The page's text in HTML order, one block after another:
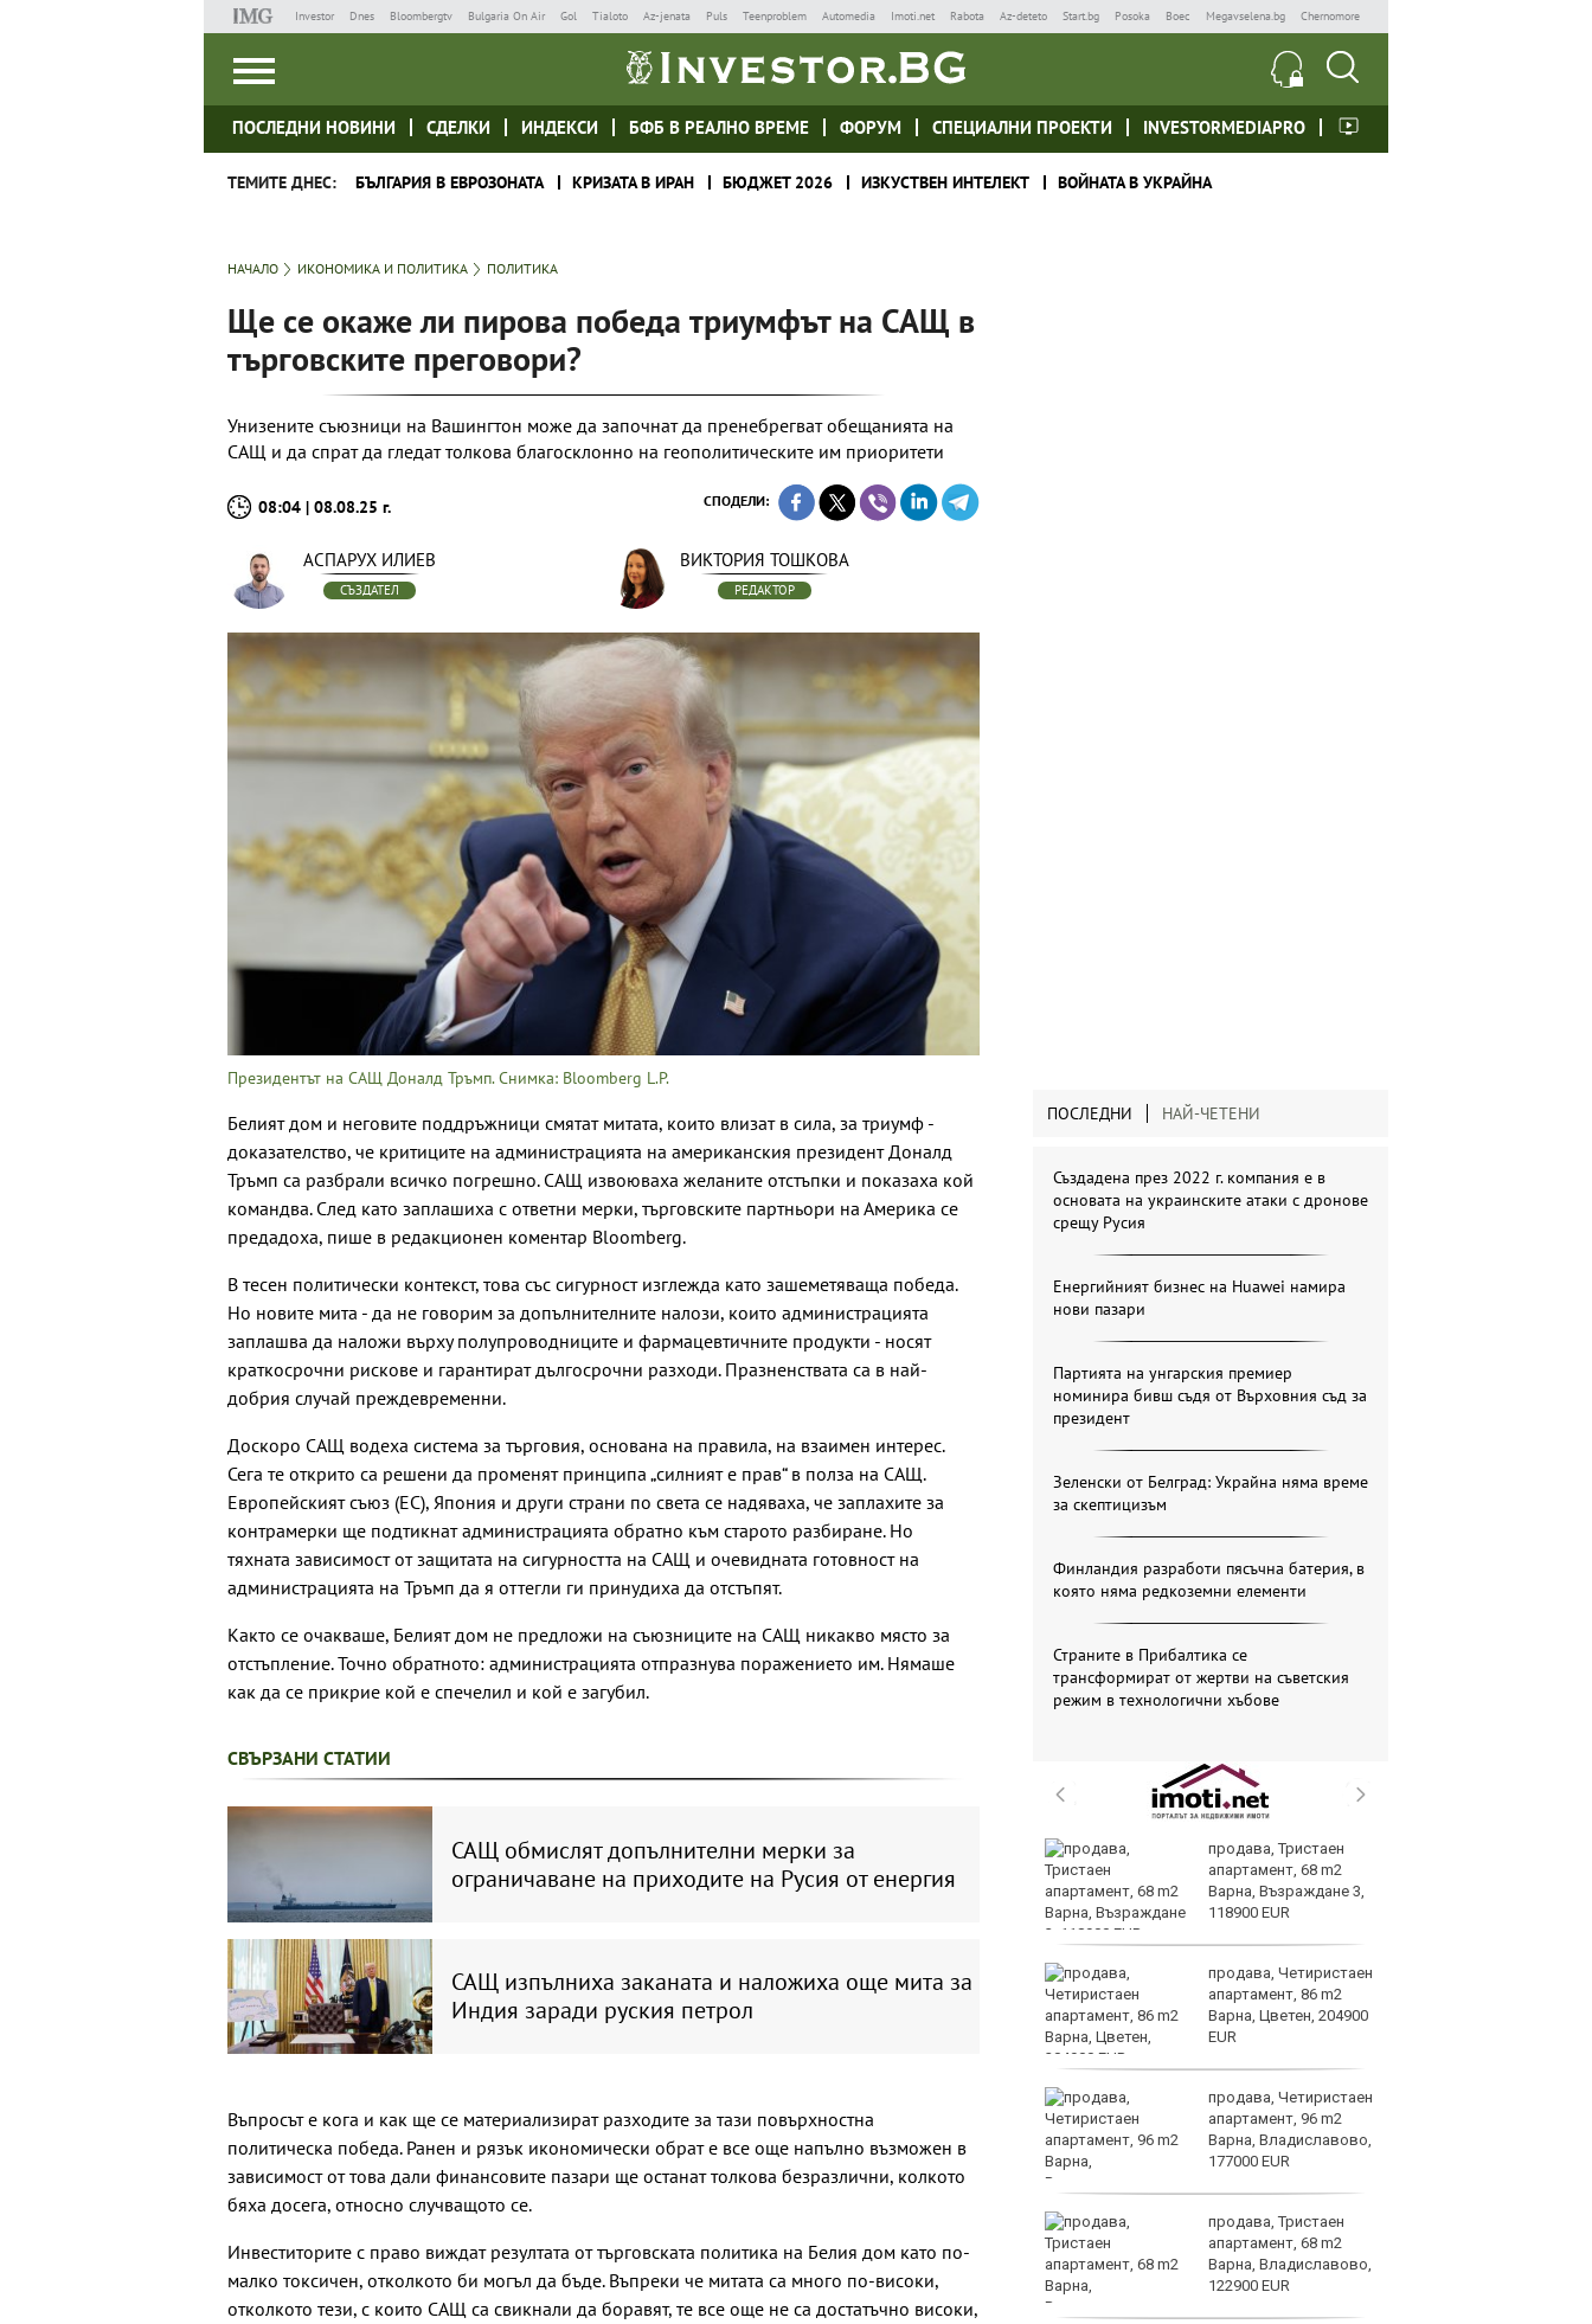
Investor Dnes Bloombergtv Bulgaria On Air Gol Tialoto Az-jenata Puls Teenproblem Automedia Imoti.net Rabota Az-deteto Start.bg Posoka Boec Megavselena.bg Chernomore
ПОСЛЕДНИ НОВИНИ СДЕЛКИ ИНДЕКСИ БФБ В РЕАЛНО ВРЕМЕ ФОРУМ СПЕЦИАЛНИ ПРОЕКТИ INVESTORMEDIAPRO
ТЕМИТЕ ДНЕС: БЪЛГАРИЯ В ЕВРОЗОНАТА КРИЗАТА В ИРАН БЮДЖЕТ 2026 ИЗКУСТВЕН ИНТЕЛЕКТ ВОЙНАТА В УКРАЙНА
НАЧАЛО ИКОНОМИКА И ПОЛИТИКА ПОЛИТИКА
Ще се окаже ли пирова победа триумфът на САЩ в
търговските преговори?
Унизените съюзници на Вашингтон може да започнат да пренебрегват обещанията на
САЩ и да спрат да гледат толкова благосклонно на геополитическите им приоритети
08:04 | 08.08.25 г. СПОДЕЛИ:
АСПАРУХ ИЛИЕВ
СЪЗДАТЕЛ
ВИКТОРИЯ ТОШКОВА
РЕДАКТОР
Президентът на САЩ Доналд Тръмп. Снимка: Bloomberg L.P.
Белият дом и неговите поддръжници смятат митата, които влизат в сила, за триумф -
доказателство, че критиците на администрацията на американския президент Доналд
Тръмп са разбрали всичко погрешно. САЩ извоюваха желаните отстъпки и показаха кой
командва. След като заплашиха с ответни мерки, търговските партньори на Америка се
предадоха, пише в редакционен коментар Bloomberg.
В тесен политически контекст, това със сигурност изглежда като зашеметяваща победа.
Но новите мита - да не говорим за допълнителните налози, които администрацията
заплашва да наложи върху полупроводниците и фармацевтичните продукти - носят
краткосрочни рискове и гарантират дългосрочни разходи. Празненствата са в най-
добрия случай преждевременни.
Доскоро САЩ водеха система за търговия, основана на правила, на взаимен интерес.
Сега те открито са решени да променят принципа „силният е прав“ в полза на САЩ.
Европейският съюз (ЕС), Япония и други страни по света се надяваха, че заплахите за
контрамерки ще подтикнат администрацията обратно към старото разбиране. Но
тяхната зависимост от защитата на сигурността на САЩ и очевидната готовност на
администрацията на Тръмп да я оттегли ги принудиха да отстъпят.
Както се очакваше, Белият дом не предложи на съюзниците на САЩ никакво място за
отстъпление. Точно обратното: администрацията отпразнува поражението им. Нямаше
как да се прикрие кой е спечелил и кой е загубил.
СВЪРЗАНИ СТАТИИ
САЩ обмислят допълнителни мерки за
ограничаване на приходите на Русия от енергия
САЩ изпълниха заканата и наложиха още мита за
Индия заради руския петрол
Въпросът е кога и как ще се материализират разходите за тази повърхностна
политическа победа. Ранен и рязък икономически обрат е все още напълно възможен в
зависимост от това дали финансовите пазари ще останат толкова безразлични, колкото
бяха досега, относно случващото се.
Инвеститорите с право виждат резултата от търговската политика на Белия дом като по-
малко токсичен, отколкото би могъл да бъде. Въпреки че митата са много по-високи,
отколкото тези, с които САЩ са свикнали да боравят, те все още не са достатъчно високи,
ПОСЛЕДНИ НАЙ-ЧЕТЕНИ
Създадена през 2022 г. компания е в
основата на украинските атаки с дронове
срещу Русия
Енергийният бизнес на Huawei намира
нови пазари
Партията на унгарския премиер
номинира бивш съдя от Върховния съд за
президент
Зеленски от Белград: Украйна няма време
за скептицизъм
Финландия разработи пясъчна батерия, в
която няма редкоземни елементи
Страните в Прибалтика се
трансформират от жертви на съветския
режим в технологични хъбове
Хороскоп за 9 август
хеликоптери
посрещнати във
се взриви дрон у нас
продава, Тристаен
апартамент, 68 m2
Варна, Възраждане 3,
118900 EUR
продава, Четиристаен
апартамент, 86 m2
Варна, Цветен, 204900
EUR
продава, Четиристаен
апартамент, 96 m2
Варна, Владиславово,
177000 EUR
продава, Тристаен
апартамент, 68 m2
Варна, Владиславово,
122900 EUR